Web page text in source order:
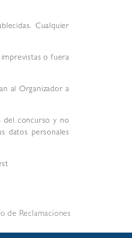
Cualquier
o fuera
al Organizador a
del concurso y no
datos personales
de Reclamaciones